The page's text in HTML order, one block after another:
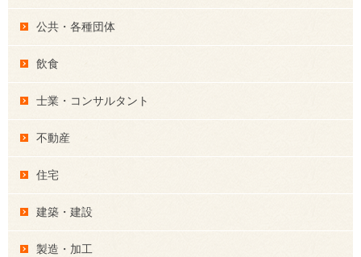
公共・各種団体
飲食
士業・コンサルタント
不動産
住宅
建築・建設
製造・加工